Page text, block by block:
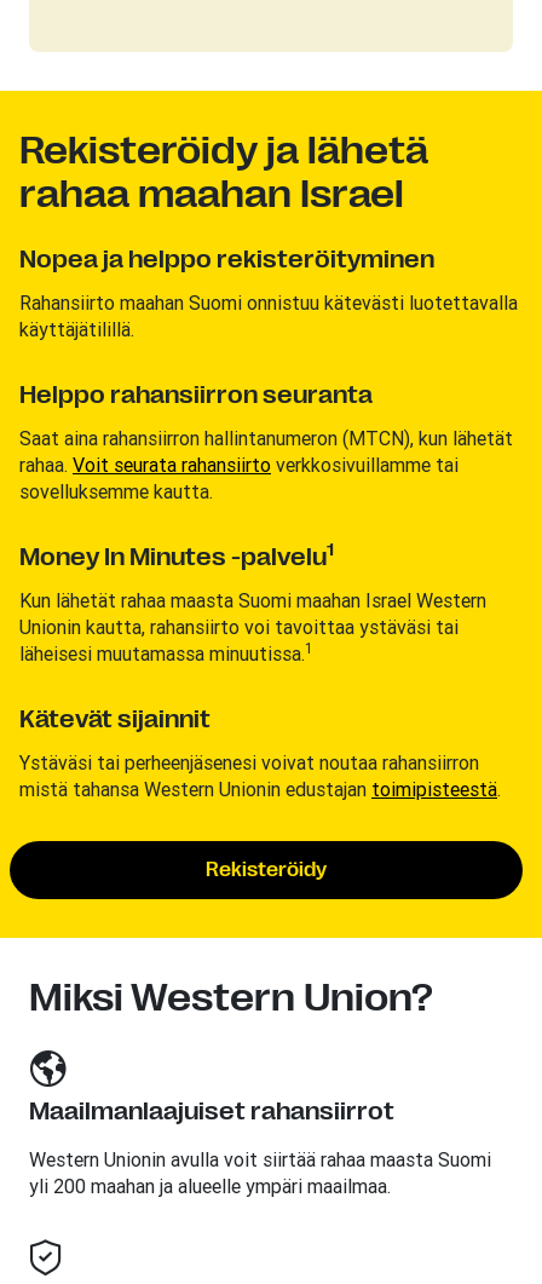
Rekisteröidy ja lähetä
rahaa maahan Israel
Nopea ja helppo rekisteröityminen
Rahansiirto maahan Suomi onnistuu kätevästi luotettavalla
käyttäjätilillä.
Helppo rahansiirron seuranta
Saat aina rahansiirron hallintanumeron (MTCN), kun lähetät
rahaa. Voit seurata rahansiirto verkkosivuillamme tai
sovelluksemme kautta.
Money In Minutes -palvelu1
Kun lähetät rahaa maasta Suomi maahan Israel Western
Unionin kautta, rahansiirto voi tavoittaa ystäväsi tai
läheisesi muutamassa minuutissa.1
Kätevät sijainnit
Ystäväsi tai perheenjäsenesi voivat noutaa rahansiirron
mistä tahansa Western Unionin edustajan toimipisteestä.
Rekisteröidy
Miksi Western Union?
Maailmanlaajuiset rahansiirrot
Western Unionin avulla voit siirtää rahaa maasta Suomi
yli 200 maahan ja alueelle ympäri maailmaa.